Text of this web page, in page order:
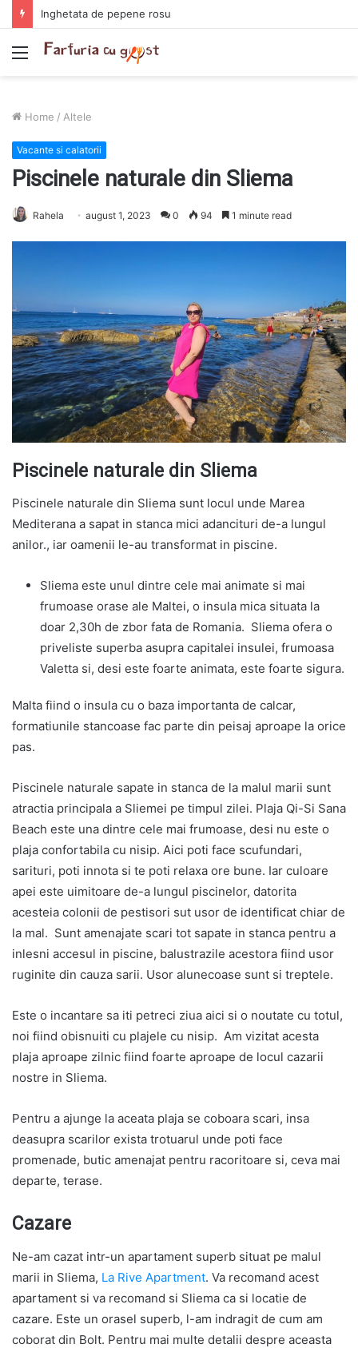
Chiftelute cu cartofi si smantana la cuptor
Menu
Home / Altele
Vacante si calatorii
Piscinele naturale din Sliema
Rahela august 1, 2023 0 94 1 minute read
Piscinele naturale din Sliema
Piscinele naturale din Sliema sunt locul unde Marea
Mediterana a sapat in stanca mici adancituri de-a lungul
anilor., iar oamenii le-au transformat in piscine.
Sliema este unul dintre cele mai animate si mai
frumoase orase ale Maltei, o insula mica situata la
doar 2,30h de zbor fata de Romania. Sliema ofera o
priveliste superba asupra capitalei insulei, frumoasa
Valetta si, desi este foarte animata, este foarte sigura.
Malta fiind o insula cu o baza importanta de calcar,
formatiunile stancoase fac parte din peisaj aproape la orice
pas.
Piscinele naturale sapate in stanca de la malul marii sunt
atractia principala a Sliemei pe timpul zilei. Plaja Qi-Si Sana
Beach este una dintre cele mai frumoase, desi nu este o
plaja confortabila cu nisip. Aici poti face scufundari,
sarituri, poti innota si te poti relaxa ore bune. Iar culoare
apei este uimitoare de-a lungul piscinelor, datorita
acesteia colonii de pestisori sut usor de identificat chiar de
la mal. Sunt amenajate scari tot sapate in stanca pentru a
inlesni accesul in piscine, balustrazile acestora fiind usor
ruginite din cauza sarii. Usor alunecoase sunt si treptele.
Este o incantare sa iti petreci ziua aici si o noutate cu totul,
noi fiind obisnuiti cu plajele cu nisip. Am vizitat acesta
plaja aproape zilnic fiind foarte aproape de locul cazarii
nostre in Sliema.
Pentru a ajunge la aceata plaja se coboara scari, insa
deasupra scarilor exista trotuarul unde poti face
promenade, butic amenajat pentru racoritoare si, ceva mai
departe, terase.
Cazare
Ne-am cazat intr-un apartament superb situat pe malul
marii in Sliema, La Rive Apartment. Va recomand acest
apartament si va recomand si Sliema ca si locatie de
cazare. Este un orasel superb, l-am indragit de cum am
coborat din Bolt. Pentru mai multe detalii despre aceasta